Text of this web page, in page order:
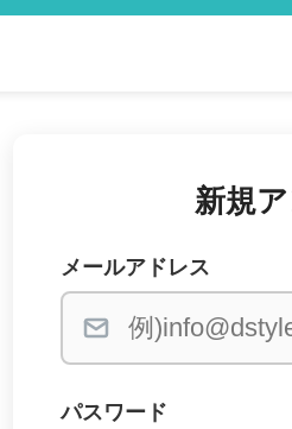
新規
メールアドレス
パスワード